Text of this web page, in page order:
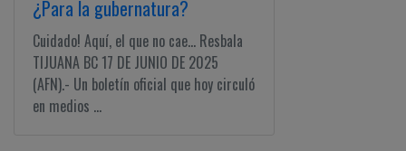
¿Para la gubernatura?
Cuidado! Aquí, el que no cae... Resbala
TIJUANA BC 17 DE JUNIO DE 2025
(AFN).- Un boletín oficial que hoy circuló
en medios ...